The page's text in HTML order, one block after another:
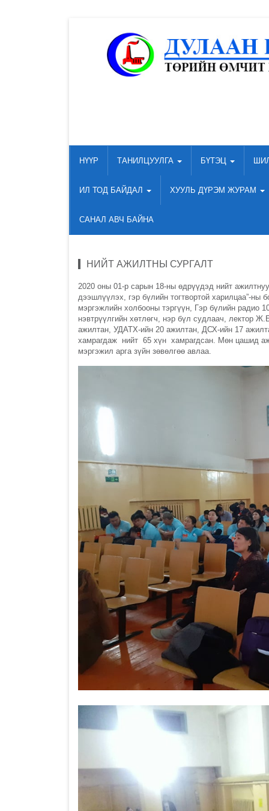
НҮҮР ТАНИЛЦУУЛГА БҮТЭЦ
ИЛ ТОД БАЙДАЛ ХУУЛЬ ДҮРЭМ ЖУРАМ
САНАЛ АВЧ БАЙНА
НИЙТ АЖИЛТНЫ СУРГАЛТ
2020 оны 01-р сарын 18-ны өдрүүдэд нийт
дээшлүүлэх, гэр бүлийн тогтвортой харилцаа”-
мэргэжлийн холбооны тэргүүн, Гэр бүлийн радио
нэвтрүүлгийн хөтлөгч, нэр бүл судлаач, лектор
ажилтан, УДАТХ-ийн 20 ажилтан, ДСХ-ийн 17
хамрагдаж нийт 65 хүн хамрагдсан. Мөн цашид
мэргэжил арга зүйн зөвөлгөө авлаа.